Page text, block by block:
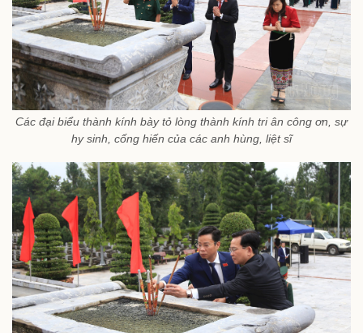
Các đại biểu thành kính bày tỏ lòng thành kính tri ân công ơn, sự
hy sinh, cống hiến của các anh hùng, liệt sĩ